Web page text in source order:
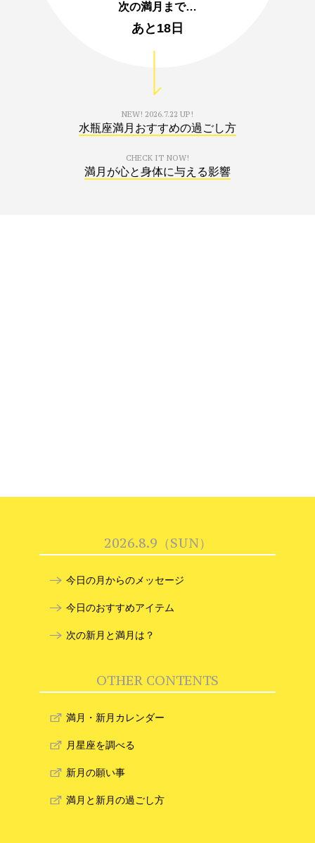
次の満月まで…
あと 18日
NEW! 2026.7.22 UP!
水瓶座満月おすすめの過ごし方
CHECK IT NOW!
満月が心と身体に与える影響
2026.8.9（SUN）
今日の月からのメッセージ
今日のおすすめアイテム
次の新月と満月は？
OTHER CONTENTS
満月・新月カレンダー
月星座を調べる
新月の願い事
満月と新月の過ごし方